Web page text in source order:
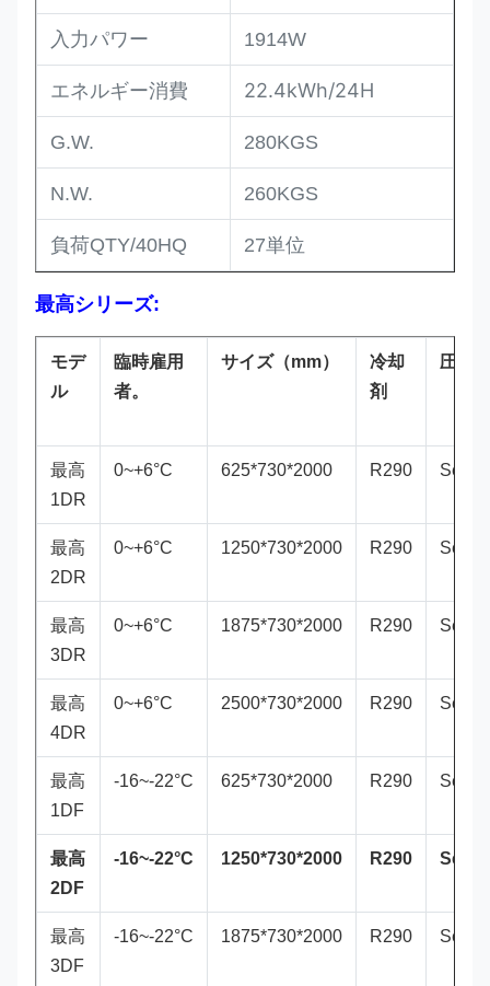
入力パワー 1914W
エネルギー消費 22.4kWh/24H
G.W. 280KGS
N.W. 260KGS
負荷QTY/40HQ 27単位
最高シリーズ:
モデ
ル
臨時雇用
者。
サイズ（mm）
冷却
剤
圧縮
最高
1DR
0~+6°C 625*730*2000 R290 Secop
最高
2DR
0~+6°C 1250*730*2000 R290 Secop
最高
3DR
0~+6°C 1875*730*2000 R290 Secop
最高
4DR
0~+6°C 2500*730*2000 R290 Secop
最高
1DF
-16~-22°C 625*730*2000 R290 Secop
最高
2DF
-16~-22°C 1250*730*2000 R290
最高
3DF
-16~-22°C 1875*730*2000 R290 Secop